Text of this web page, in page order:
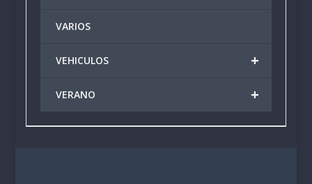
VARIOS
+
VEHICULOS
+
VERANO